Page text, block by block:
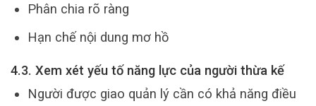
Phân chia rõ ràng
Hạn chế nội dung mơ hồ
4.3. Xem xét yếu tố năng lực của người thừa kế
Người được giao quản lý cần có khả năng điều